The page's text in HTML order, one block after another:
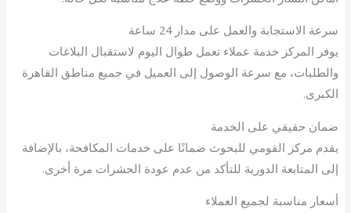
سرعة الاستجابة والعمل على مدار 24 ساعة
يوفر المركز خدمة عملاء تعمل طوال اليوم لاستقبال البلاغات
والطلبات، مع سرعة الوصول إلى العميل في جميع مناطق القاهرة
الكبرى.
ضمان حقيقي على الخدمة
يقدم مركز القومي للبحوث ضمانًا على خدمات المكافحة، بالإضافة
إلى المتابعة الدورية للتأكد من عدم عودة الحشرات مرة أخرى.
أسعار مناسبة لجميع العملاء